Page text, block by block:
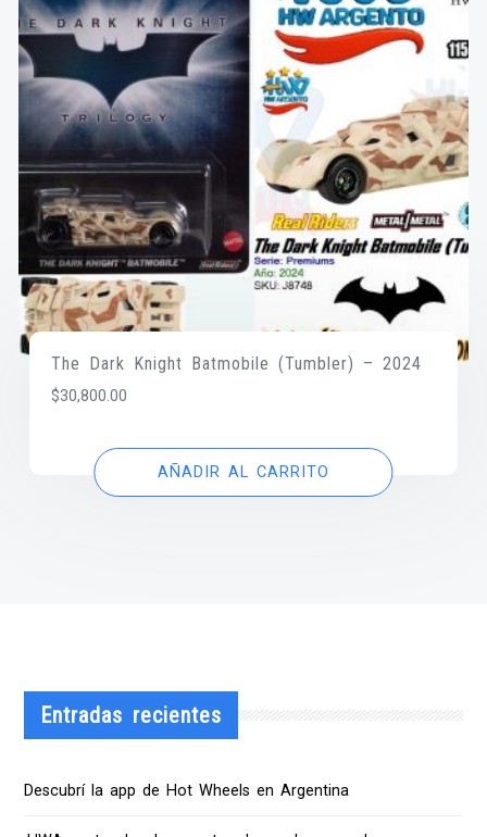
The Dark Knight Batmobile (Tumbler) – 2024
$30,800.00
AÑADIR AL CARRITO
Entradas recientes
Descubrí la app de Hot Wheels en Argentina